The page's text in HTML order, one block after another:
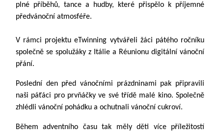
plné příběhů, tance a hudby, které přispělo k příjemné
předvánoční atmosféře.
V rámci projektu eTwinning vytvářeli žáci pátého ročníku
společně se spolužáky z Itálie a Réunionu digitální vánoční
přání.
Poslední den před vánočními prázdninami pak připravili
naši páťáci pro prvňáčky ve své třídě malé kino. Společně
zhlédli vánoční pohádku a ochutnali vánoční cukroví.
Během adventního času tak měly děti více příležitostí